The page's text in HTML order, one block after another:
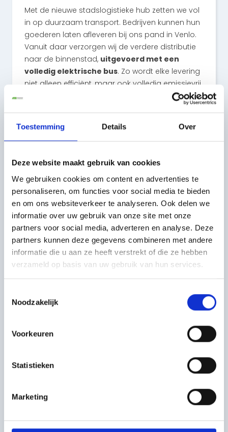
Toestemming Details Over
Deze website maakt gebruik van cookies
We gebruiken cookies om content en advertenties te
personaliseren, om functies voor social media te bieden
en om ons websiteverkeer te analyseren. Ook delen we
informatie over uw gebruik van onze site met onze
partners voor social media, adverteren en analyse. Deze
partners kunnen deze gegevens combineren met andere
informatie die u aan ze heeft verstrekt of die ze hebben
verzameld op basis van uw gebruik van hun services.
Noodzakelijk
Voorkeuren
Statistieken
Marketing
Met de nieuwe stadslogistieke hub zetten we vol
in op duurzaam transport. Bedrijven kunnen hun
goederen laten afleveren bij ons pand in Venlo.
Vanuit daar verzorgen wij de verdere distributie
naar de binnenstad, uitgevoerd met een
volledig elektrische bus. Zo wordt elke levering
niet alleen efficiënt, maar ook volledig emissievrij.
De Eerste Levering is een Feit
Op 19 november is onze stadslogistieke hub
officieel van start gegaan. Met trots hebben we
de eerste volledig groene levering uitgevoerd.
transitie naar duurzame stadslogistiek.
samenwerking met de ondernemers in de
verduurzaming van de regio.
Benieuwd naar meer achtergrondinformatie en
Bekijk de artikelen hieronder: